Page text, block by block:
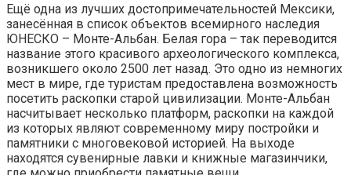
Ещё одна из лучших достопримечательностей Мексики,
занесённая в список объектов всемирного наследия
ЮНЕСКО – Монте-Альбан. Белая гора – так переводится
название этого красивого археологического комплекса,
возникшего около 2500 лет назад. Это одно из немногих
мест в мире, где туристам предоставлена возможность
посетить раскопки старой цивилизации. Монте-Альбан
насчитывает несколько платформ, раскопки на каждой
из которых являют современному миру постройки и
памятники с многовековой историей. На выходе
находятся сувенирные лавки и книжные магазинчики,